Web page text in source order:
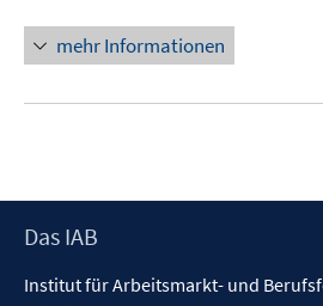
mehr Informationen
Footer
Das IAB
Institut für Arbeitsmarkt- und